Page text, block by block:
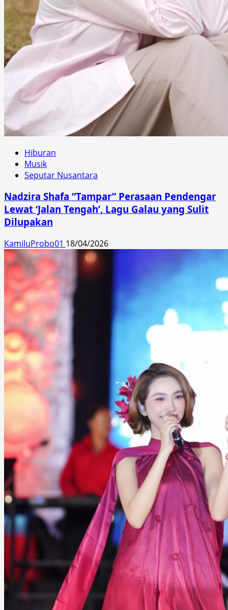
Hiburan
Musik
Seputar Nusantara
Nadzira Shafa “Tampar” Perasaan Pendengar
Lewat ‘Jalan Tengah’, Lagu Galau yang Sulit
Dilupakan
KamiluProbo01 18/04/2026